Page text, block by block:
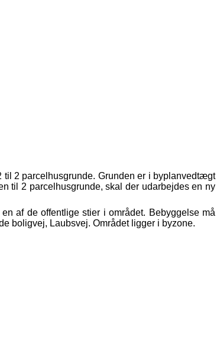
2 parcelhusgrunde. Grunden er i byplanvedtægt
til 2 parcelhusgrunde, skal der udarbejdes en ny
af de offentlige stier i området. Bebyggelse må
boligvej, Laubsvej. Området ligger i byzone.